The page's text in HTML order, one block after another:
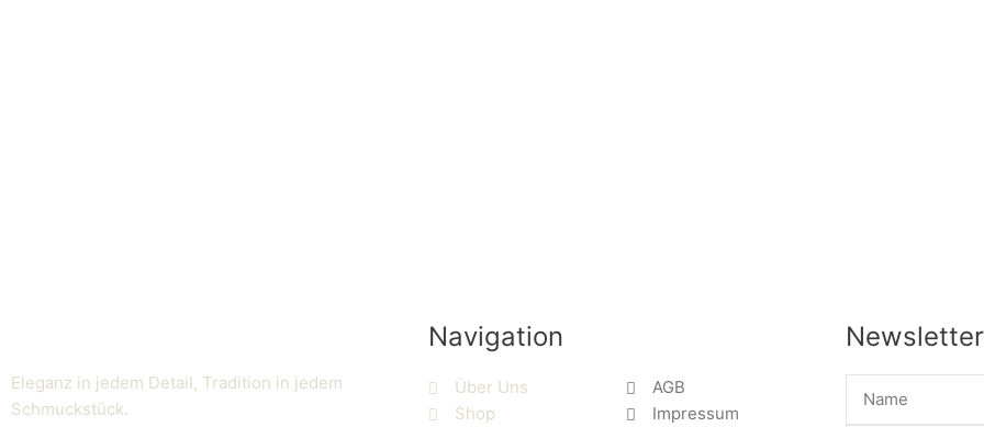
Eleganz in jedem Detail, Tradition in jedem
Schmuckstück.
Navigation
Über Uns
Shop
AGB
Impressum
Newsletter